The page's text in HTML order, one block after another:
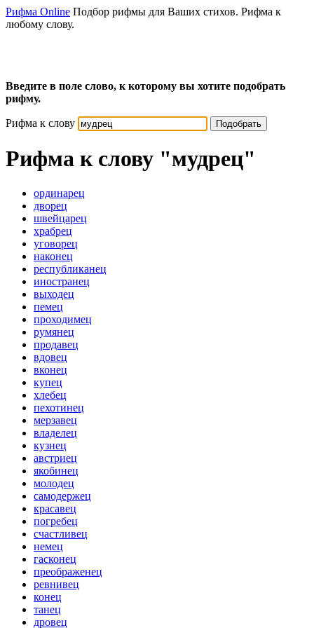
Рифма Online Подбор рифмы для Ваших стихов. Рифма к
любому слову.
Введите в поле слово, к которому вы хотите подобрать
рифму.
Рифма к слову Подобрать
Рифма к слову "мудрец"
ординарец
дворец
швейцарец
храбрец
уговорец
наконец
республиканец
иностранец
выходец
пемец
проходимец
румянец
продавец
вдовец
вконец
купец
хлебец
пехотинец
мерзавец
владелец
кузнец
австриец
якобинец
молодец
самодержец
красавец
погребец
счастливец
немец
гасконец
преображенец
ревнивец
конец
танец
дровец